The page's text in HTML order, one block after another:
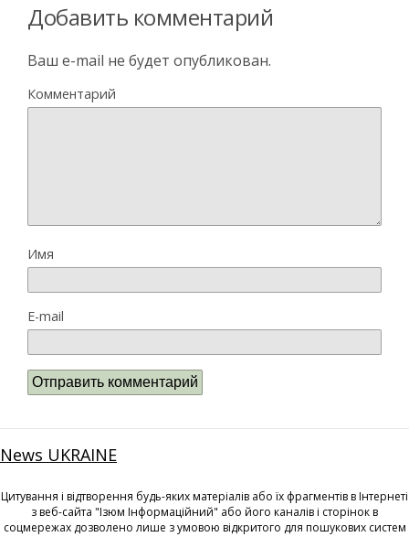
Добавить комментарий
Ваш e-mail не будет опубликован.
Комментарий
Имя
E-mail
News UKRAINE
Цитування і відтворення будь-яких матеріалів або їх фрагментів в Інтернеті
з веб-сайта "Ізюм Інформаційний" або його каналів і сторінок в
соцмережах дозволено лише з умовою відкритого для пошукових систем